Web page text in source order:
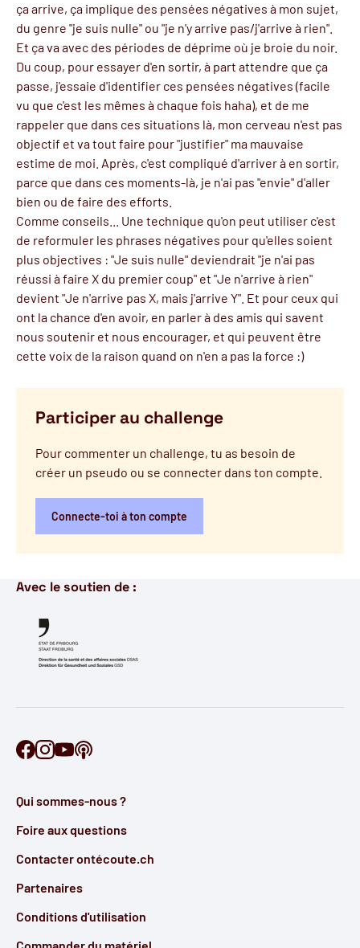
ça arrive, ça implique des pensées négatives à mon sujet,
du genre "je suis nulle" ou "je n'y arrive pas/j'arrive à rien".
Et ça va avec des périodes de déprime où je broie du noir.
Du coup, pour essayer d'en sortir, à part attendre que ça
passe, j'essaie d'identifier ces pensées négatives (facile
vu que c'est les mêmes à chaque fois haha), et de me
rappeler que dans ces situations là, mon cerveau n'est pas
objectif et va tout faire pour "justifier" ma mauvaise
estime de moi. Après, c'est compliqué d'arriver à en sortir,
parce que dans ces moments-là, je n'ai pas "envie" d'aller
bien ou de faire des efforts.
Comme conseils... Une technique qu'on peut utiliser c'est
de reformuler les phrases négatives pour qu'elles soient
plus objectives : "Je suis nulle" deviendrait "je n'ai pas
réussi à faire X du premier coup" et "Je n'arrive à rien"
devient "Je n'arrive pas X, mais j'arrive Y". Et pour ceux qui
ont la chance d'en avoir, en parler à des amis qui savent
nous soutenir et nous encourager, et qui peuvent être
cette voix de la raison quand on n'en a pas la force :)
Participer au challenge
Pour commenter un challenge, tu as besoin de
créer un pseudo ou se connecter dans ton compte.
Connecte-toi à ton compte
Avec le soutien de :
Retrouve Ontécoute sur Facebook
Retrouve Ontécoute sur Instagram
Retrouve Ontécoute sur YouTube
Qui sommes-nous ?
Foire aux questions
Contacter ontécoute.ch
Partenaires
Conditions d'utilisation